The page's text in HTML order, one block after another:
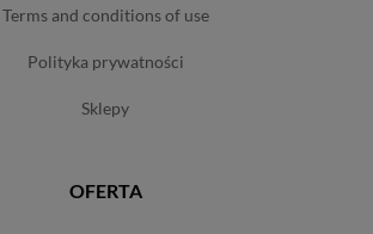
terms and conditions of use
polityka prywatności
sklepy
OFERTA